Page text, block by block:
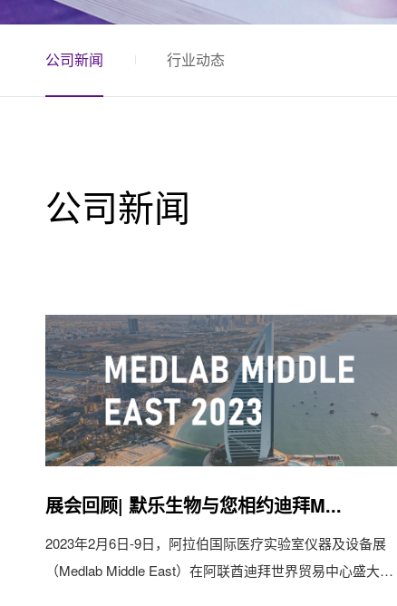
公司新闻 行业动态
公司新闻
展会回顾| 默乐生物与您相约迪拜M...
2023年2月6日-9日，阿拉伯国际医疗实验室仪器及设备展
（Medlab Middle East）在阿联酋迪拜世界贸易中心盛大举